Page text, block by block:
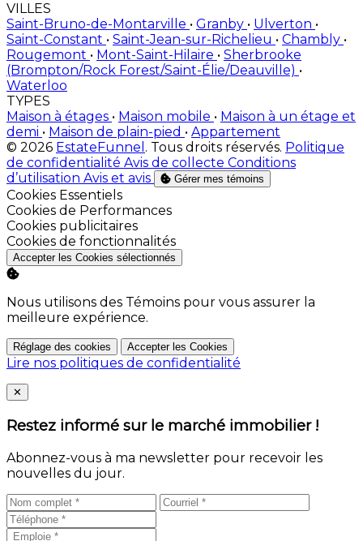
VILLES
Saint-Bruno-de-Montarville • Granby • Ulverton •
Saint-Constant • Saint-Jean-sur-Richelieu • Chambly •
Rougemont • Mont-Saint-Hilaire • Sherbrooke
(Brompton/Rock Forest/Saint-Élie/Deauville) •
Waterloo
TYPES
Maison à étages • Maison mobile • Maison à un étage et
demi • Maison de plain-pied • Appartement
© 2026 EstateFunnel . Tous droits réservés. Politique
de confidentialité Avis de collecte Conditions
d’utilisation Avis et avis Gérer mes témoins
Activer
Cookies Essentiels
Activer
Cookies de Performances
Activer
Cookies publicitaires
Activer
Cookies de fonctionnalités
Accepter les Cookies sélectionnés
Nous utilisons des Témoins pour vous assurer la
meilleure expérience.
Réglage des cookies Accepter les Cookies
Lire nos politiques de confidentialité
Close
✕
Restez informé sur le marché immobilier !
Abonnez-vous à ma newsletter pour recevoir les
nouvelles du jour.